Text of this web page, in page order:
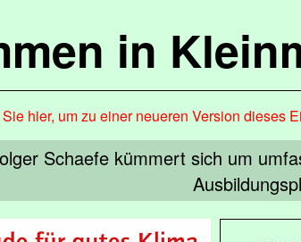
in
hier, um zu einer neueren Version dieses
Schaefe kümmert sich um